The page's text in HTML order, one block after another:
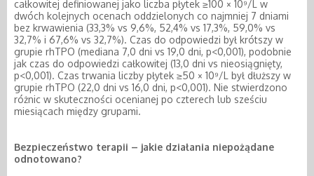
całkowitej definiowanej jako liczba płytek ≥100 × 10⁹/L w
dwóch kolejnych ocenach oddzielonych co najmniej 7 dniami
bez krwawienia (33,3% vs 9,6%, 52,4% vs 17,3%, 59,0% vs
32,7% i 67,6% vs 32,7%). Czas do odpowiedzi był krótszy w
grupie rhTPO (mediana 7,0 dni vs 19,0 dni, p<0,001), podobnie
jak czas do odpowiedzi całkowitej (13,0 dni vs nieosiągnięty,
p<0,001). Czas trwania liczby płytek ≥50 × 10⁹/L był dłuższy w
grupie rhTPO (22,0 dni vs 16,0 dni, p<0,001). Nie stwierdzono
różnic w skuteczności ocenianej po czterech lub sześciu
miesiącach między grupami.
Bezpieczeństwo terapii – jakie działania niepożądane
odnotowano?